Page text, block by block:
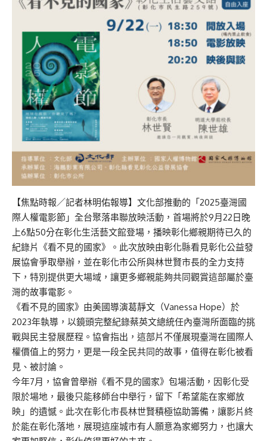
【焦點時報／記者林明佑報導】文化部推動的「2025臺灣國
際人權電影節」全台聚落串聯放映活動，首場將於9月22日晚
上6點50分在彰化生活藝文館登場，播映彰化鄉親期待已久的
紀錄片《看不見的國家》。此次放映由彰化縣看見彰化公益發
展協會爭取舉辦，並在彰化市公所與林世賢市長的全力支持
下，特別提供更大場域，讓更多鄉親能夠共同觀賞這部屬於臺
灣的故事電影。
《看不見的國家》由美國導演葛靜文（Vanessa Hope）於
2023年執導，以鏡頭完整紀錄蔡英文總統任內臺灣所面臨的挑
戰與民主發展歷程。協會指出，這部片不僅展現臺灣在國際人
權價值上的努力，更是一段全民共同的故事，值得在彰化被看
見、被討論。
今年7月，協會曾舉辦《看不見的國家》包場活動，因彰化受
限於場地，最後只能移師台中舉行，留下「希望能在家鄉放
映」的遺憾。此次在彰化市長林世賢積極協助籌備，讓影片終
於能在彰化落地，展現這座城市有人願意為家鄉努力，也讓大